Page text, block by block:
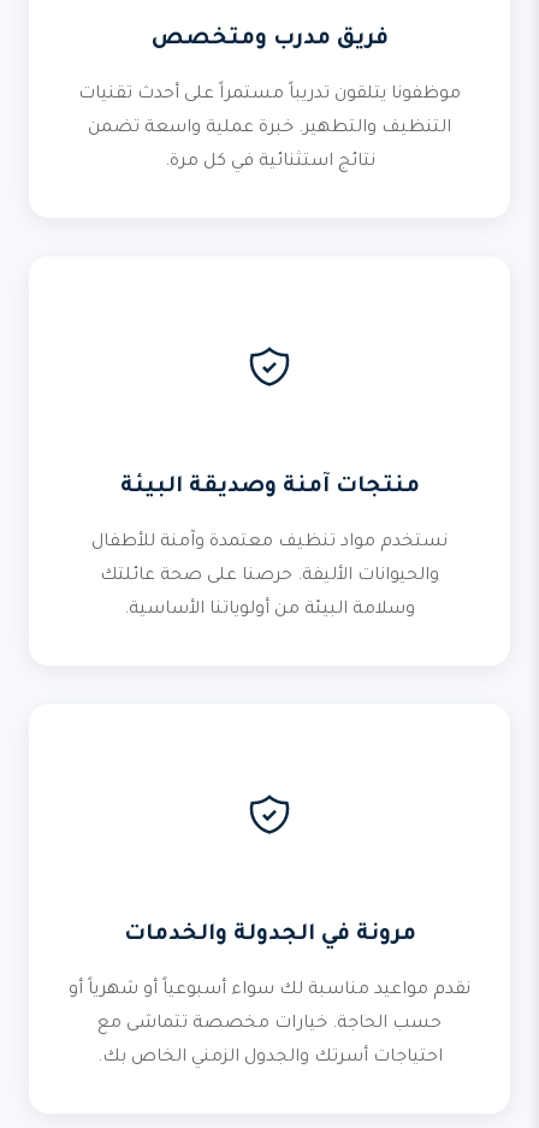
فريق مدرب ومتخصص
موظفونا يتلقون تدريباً مستمراً على أحدث تقنيات
التنظيف والتطهير. خبرة عملية واسعة تضمن
نتائج استثنائية في كل مرة.
منتجات آمنة وصديقة البيئة
نستخدم مواد تنظيف معتمدة وآمنة للأطفال
والحيوانات الأليفة. حرصنا على صحة عائلتك
وسلامة البيئة من أولوياتنا الأساسية.
مرونة في الجدولة والخدمات
نقدم مواعيد مناسبة لك سواء أسبوعياً أو شهرياً أو
حسب الحاجة. خيارات مخصصة تتماشى مع
احتياجات أسرتك والجدول الزمني الخاص بك.